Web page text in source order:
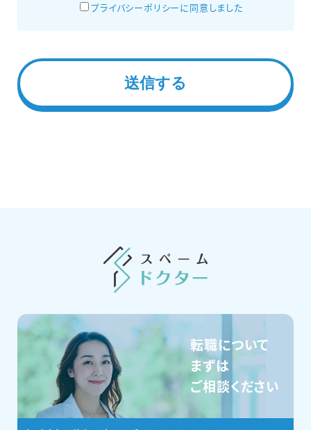
プライバシーポリシーに同意しました
転職について
まずは
ご相談ください